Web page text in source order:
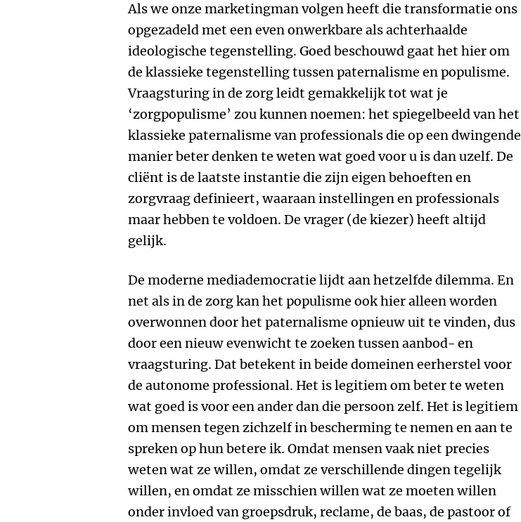
Als we onze marketingman volgen heeft die transformatie ons
opgezadeld met een even onwerkbare als achterhaalde
ideologische tegenstelling. Goed beschouwd gaat het hier om
de klassieke tegenstelling tussen paternalisme en populisme.
Vraagsturing in de zorg leidt gemakkelijk tot wat je
‘zorgpopulisme’ zou kunnen noemen: het spiegelbeeld van het
klassieke paternalisme van professionals die op een dwingende
manier beter denken te weten wat goed voor u is dan uzelf. De
cliënt is de laatste instantie die zijn eigen behoeften en
zorgvraag definieert, waaraan instellingen en professionals
maar hebben te voldoen. De vrager (de kiezer) heeft altijd
gelijk.
De moderne mediademocratie lijdt aan hetzelfde dilemma. En
net als in de zorg kan het populisme ook hier alleen worden
overwonnen door het paternalisme opnieuw uit te vinden, dus
door een nieuw evenwicht te zoeken tussen aanbod- en
vraagsturing. Dat betekent in beide domeinen eerherstel voor
de autonome professional. Het is legitiem om beter te weten
wat goed is voor een ander dan die persoon zelf. Het is legitiem
om mensen tegen zichzelf in bescherming te nemen en aan te
spreken op hun betere ik. Omdat mensen vaak niet precies
weten wat ze willen, omdat ze verschillende dingen tegelijk
willen, en omdat ze misschien willen wat ze moeten willen
onder invloed van groepsdruk, reclame, de baas, de pastoor of